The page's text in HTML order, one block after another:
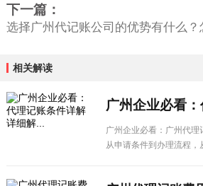
下一篇：
选择广州代记账公司的优势有什么？
相关解读
广州企业必看：广州代理
从申请条件到办理流程，